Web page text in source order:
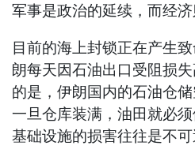
军事是政治的延续，而经济
目前的海上封锁正在产生
朗每天因石油出口受阻损
的是，伊朗国内的石油仓储
一旦仓库装满，油田就必
基础设施的损害往往是不可